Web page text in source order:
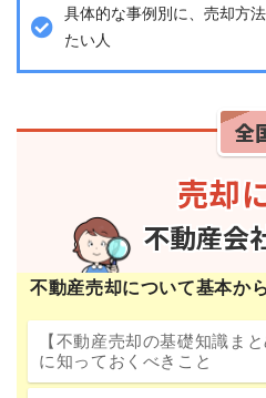
具体的な事例別に、売却方
たい人
不動産売却について基本か
【不動産売却の基礎知識ま
に知っておくべきこと